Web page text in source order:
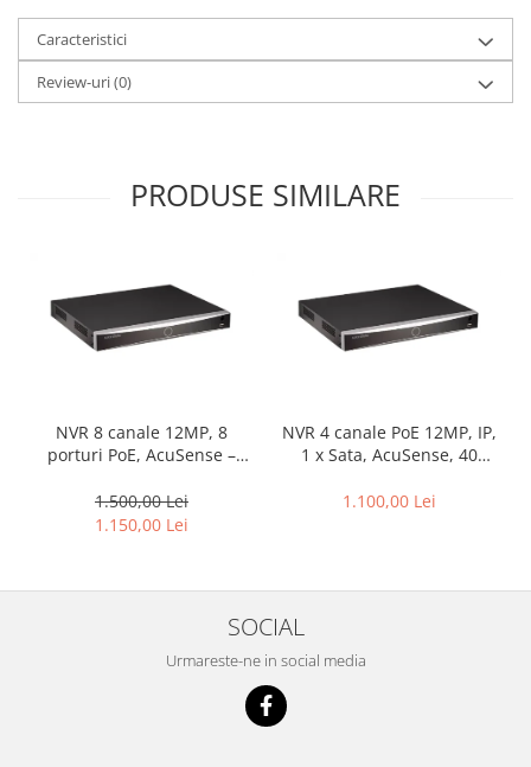
Caracteristici
Review-uri(0)
PRODUSE SIMILARE
NVR 8 canale 12MP, 8
porturi PoE, AcuSense –
K1/8P
1.500,00 Lei
1.150,00 Lei
NVR 4 canale PoE 12MP, IP,
1 x Sata, AcuSense, 40
DS-7604NXI-K1/4P(D)
1.100,00 Lei
SOCIAL
Urmareste-ne in social media